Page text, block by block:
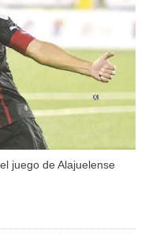
juego de Alajuelense
X